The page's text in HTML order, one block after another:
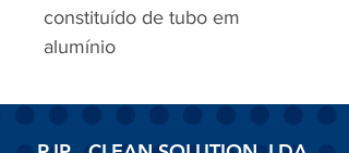
constituído de tubo em
alumínio